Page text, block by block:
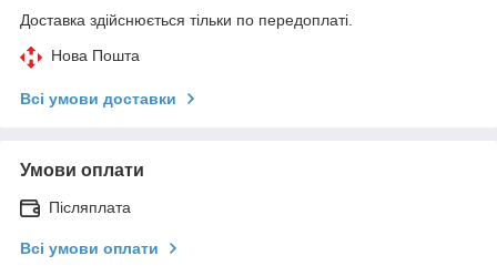
Доставка здійснюється тільки по передоплаті.
Нова Пошта
Всі умови доставки
Умови оплати
Післяплата
Всі умови оплати